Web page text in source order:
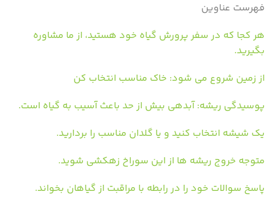
فهرست عناوین
هر کجا که در سفر پرورش گیاه خود هستید، از ما مشاوره
بگیرید.
از زمین شروع می شود: خاک مناسب انتخاب کن
پوسیدگی ریشه: آبدهی بیش از حد باعث آسیب به گیاه است.
یک شیشه انتخاب کنید و یا گلدان مناسب را بردارید.
متوجه خروج ریشه ها از این سوراخ زهکشی شوید.
پاسخ سوالات خود را در رابطه با مراقبت از گیاهان بخواند.